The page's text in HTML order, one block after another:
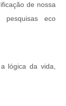
de nossa
eco
lógica da vida,